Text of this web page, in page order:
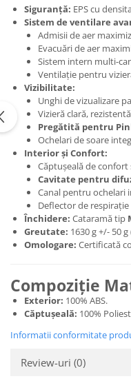
Siguranță: EPS cu
Sistem de ventilare
Admisii de aer
Evacuări de aer
Sistem intern multi-
Ventilație pentru
Vizibilitate:
Unghi de vizualizare
Vizieră clară,
Pregătită pentru
Ochelari de soare
Interior și Confort:
Căptușeală de
Cavitate pentru
Canal pentru ochelari
Deflector de respirație
Închidere: Cataramă tip
Greutate: 1630 g +/- 50
Omologare: Certificată
Compoziție
Exterior: 100% ABS.
Căptușeală: 100%
Informatii conformitate
Review-uri (0)